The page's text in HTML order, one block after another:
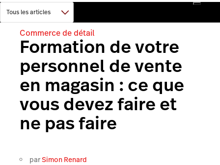
Commerce de détail
Formation de votre
personnel de vente
en magasin : ce que
vous devez faire et
ne pas faire
parSimon Renard